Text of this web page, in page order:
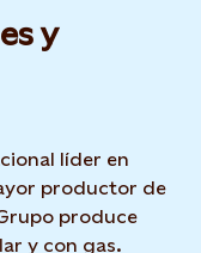
y
líder en
productor de
produce
y con gas.